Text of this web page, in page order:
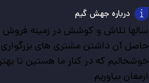
درباره جهش گیم
سالها تلاش و کوشش در زمینه فروش
حاصل آن داشتن مشتری های
خوشحالیم که در کنار ما هستین تا
ارمغان بیاوریم